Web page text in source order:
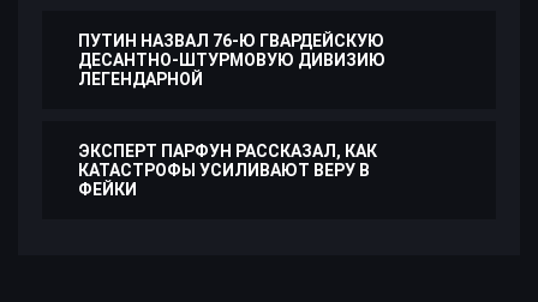
ПУТИН НАЗВАЛ 76-Ю ГВАРДЕЙСКУЮ
ДЕСАНТНО-ШТУРМОВУЮ ДИВИЗИЮ
ЛЕГЕНДАРНОЙ
ЭКСПЕРТ ПАРФУН РАССКАЗАЛ, КАК
КАТАСТРОФЫ УСИЛИВАЮТ ВЕРУ В
ФЕЙКИ